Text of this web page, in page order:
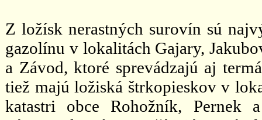
Z ložísk nerastných surovín sú
gazolínu v lokalitách Gajary,
a Závod, ktoré sprevádzajú aj
tiež majú ložiská štrkopieskov v
katastri obce Rohožník, Pernek